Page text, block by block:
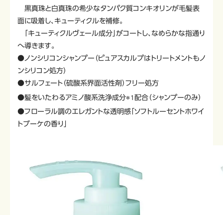
黒真珠と白真珠の希少なタンパク質コンキオリンが毛髪表
面に吸着し、キューティクルを補修。
「キューティクルヴェール成分」がコートし、なめらかな指通り
へ導きます。
●ノンシリコンシャンプー（ピュアスカルプはトリートメントもノ
ンシリコン処方）
●サルフェート（硫酸系界面活性剤）フリー処方
●髪をいたわるアミノ酸系洗浄成分＊1 配合（シャンプーのみ）
●フローラル調のエレガントな透明感「ソフトルーセントホワイ
トブーケの香り」